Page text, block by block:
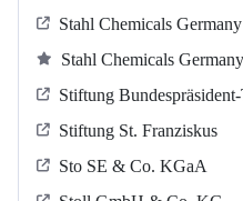
Stahl Chemicals
Stahl Chemicals
Stiftung
Stiftung St. Franziskus
Sto SE & Co. KGaA